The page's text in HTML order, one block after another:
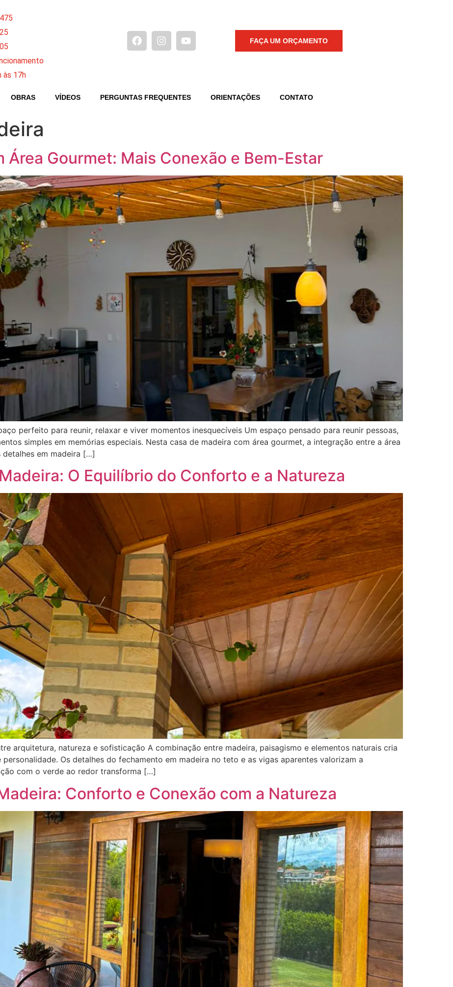
às 17h
FAÇA UM ORÇAMENTO
OBRAS VÍDEOS PERGUNTAS FREQUENTES ORIENTAÇÕES CONTATO
Área Gourmet: Mais Conexão e Bem-Estar
perfeito para reunir, relaxar e viver momentos inesquecíveis Um espaço pensado para reunir pessoas,
simples em memórias especiais. Nesta casa de madeira com área gourmet, a integração entre a área
em madeira […]
O Equilíbrio do Conforto e a Natureza
arquitetura, natureza e sofisticação A combinação entre madeira, paisagismo e elementos naturais cria
Os detalhes do fechamento em madeira no teto e as vigas aparentes valorizam a
com o verde ao redor transforma […]
Conforto e Conexão com a Natureza